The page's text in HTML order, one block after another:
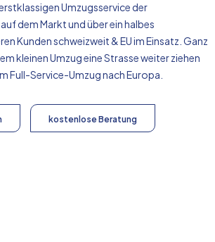
Umzugsservice der
dem Markt und über ein halbes
Kunden schweizweit & EU im Einsatz. Ganz
kleinen Umzug eine Strasse weiter ziehen
Full-Service-Umzug nachEuropa
kostenlose Beratung